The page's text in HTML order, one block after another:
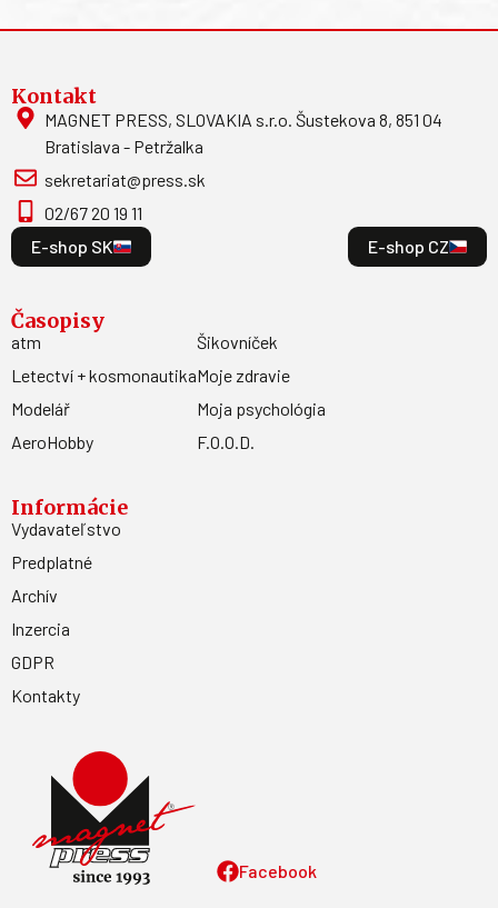
Facebook
Kontakt
MAGNET PRESS, SLOVAKIA s.r.o. Šustekova 8, 851 04
Bratislava - Petržalka
sekretariat@press.sk
02/67 20 19 11
E-shop SK
E-shop CZ
Časopisy
atm
Letectví + kosmonautika
Modelář
AeroHobby
Šikovníček
Moje zdravie
Moja psychológia
F.O.O.D.
Informácie
Vydavateľstvo
Predplatné
Archív
Inzercia
GDPR
Kontakty